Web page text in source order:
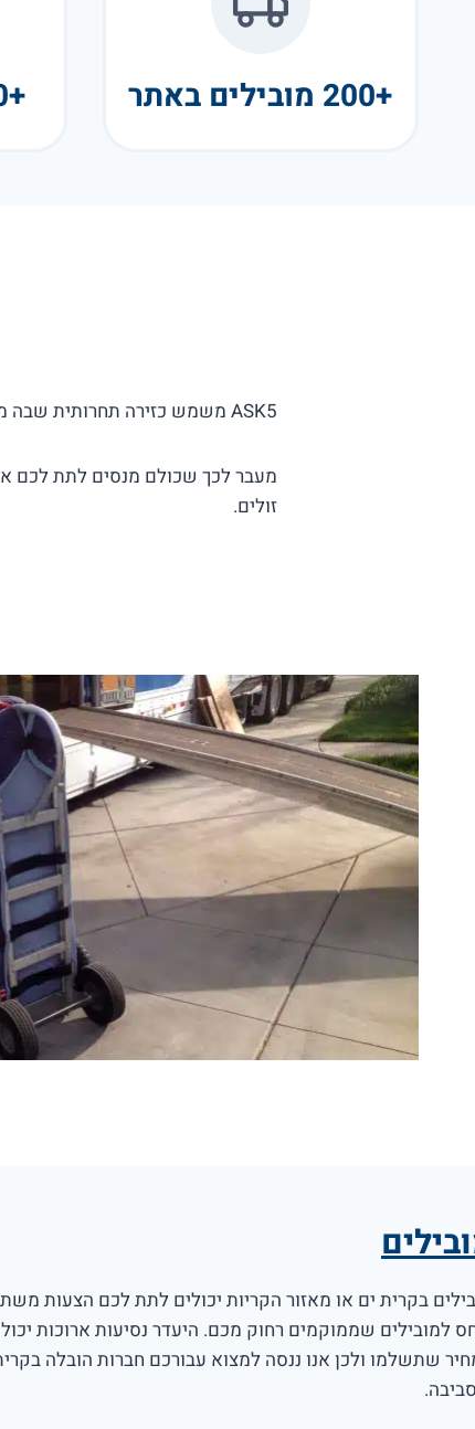
+200 מובילים באתר +10 שנות פעילות
ASK5 משמש כזירה תחרותית שבה מובילים בקרית ים והסביבה מתחרים ומנסים לתת לכם את ההצעה הכי טובה שתגרום לכם לבחור בהם.
מעבר לכך שכולם מנסים לתת לכם
זולים.
בקרית ים או מאזור הקריות יכולים לתת לכם הצעות
למובילים שממוקמים רחוק מכם. היעדר נסיעות ארוכות
שתשלמו ולכן אנו ננסה למצוא עבורכם חברות הובלה